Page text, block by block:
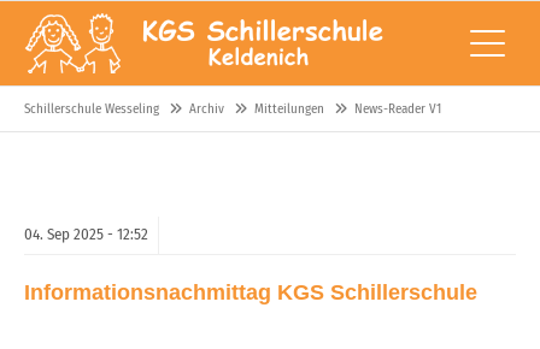
Schillerschule Wesseling Archiv Mitteilungen News-Reader V1
04. Sep 2025 - 12:52
Informationsnachmittag KGS Schillerschule